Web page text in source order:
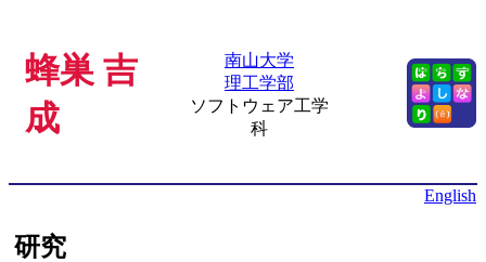
蜂巣 吉
成
南山大学
理工学部
ソフトウェア工学
科
English
研究